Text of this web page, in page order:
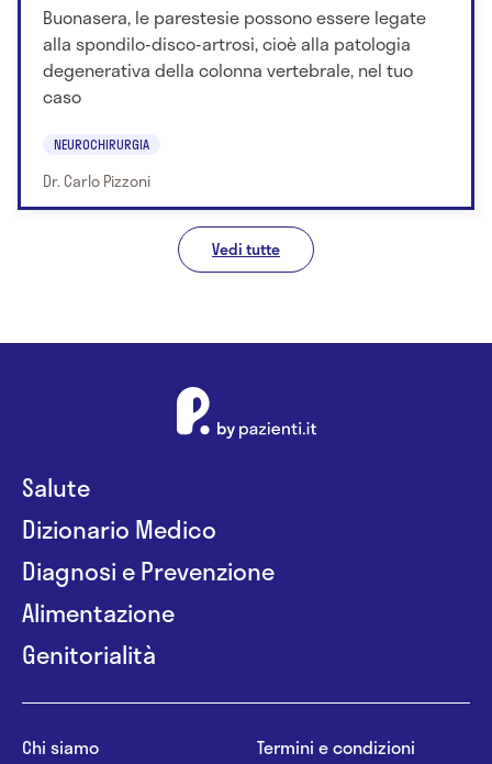
Buonasera, le parestesie possono essere legate
alla spondilo-disco-artrosi, cioè alla patologia
degenerativa della colonna vertebrale, nel tuo
caso
NEUROCHIRURGIA
Dr. Carlo Pizzoni
Vedi tutte
Salute
Dizionario Medico
Diagnosi e Prevenzione
Alimentazione
Genitorialità
Chi siamo
Termini e condizioni